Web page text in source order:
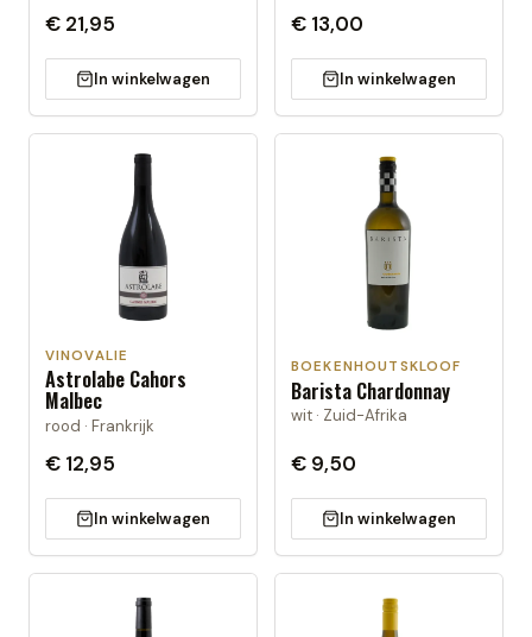
€ 21,95
In winkelwagen
€ 13,00
In winkelwagen
VINOVALIE
Astrolabe Cahors
Malbec
rood · Frankrijk
€ 12,95
In winkelwagen
BOEKENHOUTSKLOOF
Barista Chardonnay
wit · Zuid-Afrika
€ 9,50
In winkelwagen